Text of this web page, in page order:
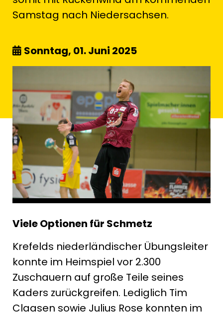
Samstag nach Niedersachsen.
Sonntag, 01. Juni 2025
Viele Optionen für Schmetz
Krefelds niederländischer Übungsleiter
konnte im Heimspiel vor 2.300
Zuschauern auf große Teile seines
Kaders zurückgreifen. Lediglich Tim
Claasen sowie Julius Rose konnten im